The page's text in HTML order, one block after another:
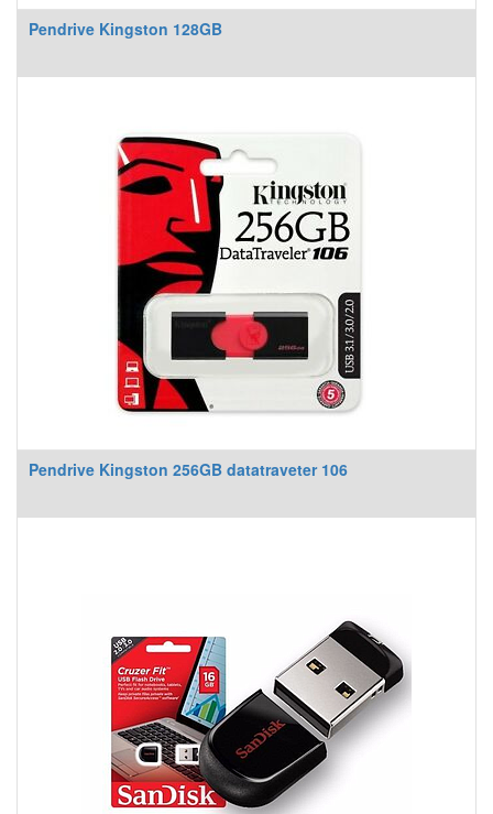
Pendrive Kingston 128GB
Pendrive Kingston 256GB datatraveter 106